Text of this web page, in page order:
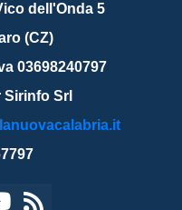
dell'Onda 5
(CZ)
03698240797
Srl